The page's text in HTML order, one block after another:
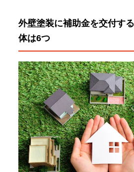
外壁塗装に補助金を交付す
体は6つ